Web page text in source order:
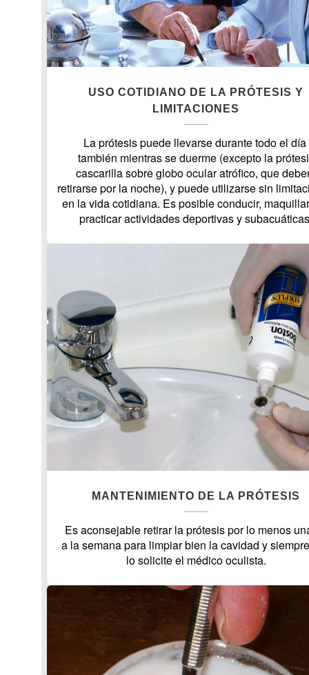
USO COTIDIANO DE LA PRÓTESIS Y
LIMITACIONES
La prótesis puede llevarse durante todo el día
también mientras se duerme (excepto la
cascarilla sobre globo ocular atrófico, que
retirarse por la noche), y puede utilizarse sin
en la vida cotidiana. Es posible conducir,
practicar actividades deportivas y
MANTENIMIENTO DE LA PRÓTESIS
Es aconsejable retirar la prótesis por lo menos
a la semana para limpiar bien la cavidad y
lo solicite el médico oculista.